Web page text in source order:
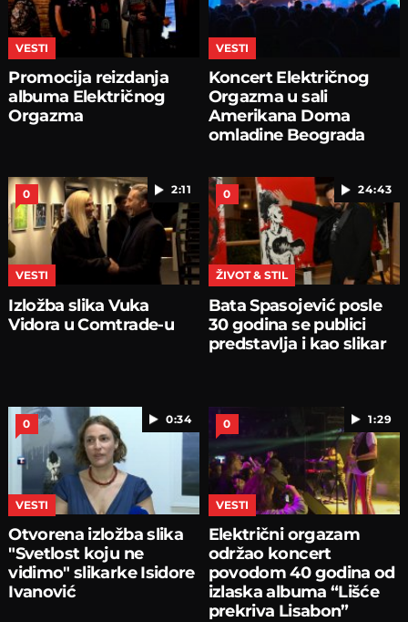
VESTI
Promocija reizdanja
albuma Električnog
Orgazma
VESTI
Koncert Električnog
Orgazma u sali
Amerikana Doma
omladine Beograda
2:11
0
VESTI
Izložba slika Vuka
Vidora u Comtrade-u
24:43
0
ŽIVOT & STIL
Bata Spasojević posle
30 godina se publici
predstavlja i kao slikar
0:34
0
VESTI
Otvorena izložba slika
"Svetlost koju ne
vidimo" slikarke Isidore
Ivanović
1:29
0
VESTI
Električni orgazam
održao koncert
povodom 40 godina od
izlaska albuma “Lišće
prekriva Lisabon”